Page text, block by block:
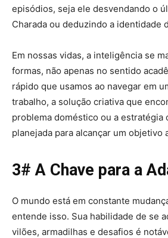
episódios, seja ele desvendando o
Charada ou deduzindo a identidade
Em nossas vidas, a inteligência se
formas, não apenas no sentido
rápido que usamos ao navegar em
trabalho, a solução criativa que
problema doméstico ou a estratégia
planejada para alcançar um objetivo
3# A Chave para a
O mundo está em constante
entende isso. Sua habilidade de se
vilões, armadilhas e desafios é